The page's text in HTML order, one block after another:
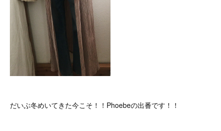
だいぶ冬めいてきた今こそ！！Phoebeの出番です！！